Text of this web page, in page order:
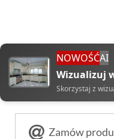
NOWOŚĆAI
Wizualizuj
Skorzystaj z
Zamów